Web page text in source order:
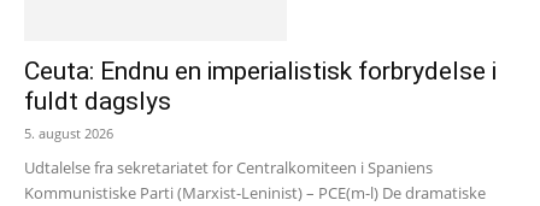
Ceuta: Endnu en imperialistisk forbrydelse i
fuldt dagslys
5. august 2026
Udtalelse fra sekretariatet for Centralkomiteen i Spaniens
Kommunistiske Parti (Marxist-Leninist) – PCE(m-l) De dramatiske